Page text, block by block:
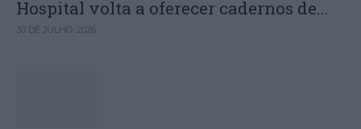
Hospital volta a oferecer cadernos de...
30 DE JULHO, 2026